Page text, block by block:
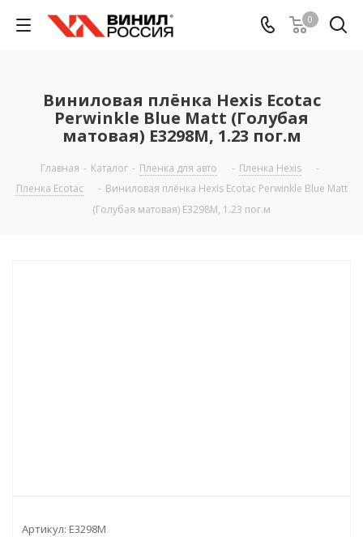
0
Виниловая плёнка Hexis Ecotac
Perwinkle Blue Matt (Голубая
матовая) E3298M, 1.23 пог.м
Главная - Каталог - Пленка для авто - Пленка Hexis
-
Пленка Ecotac
- Виниловая плёнка Hexis Ecotac Perwinkle Blue Matt
(Голубая матовая) E3298M, 1.23 пог.м
Артикул: E3298M